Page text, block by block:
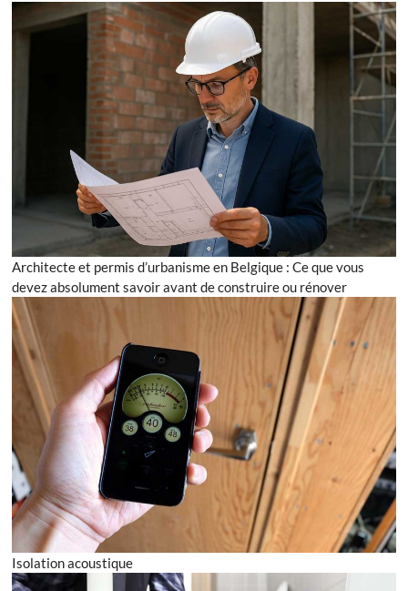
Architecte et permis d’urbanisme en Belgique : Ce que vous
devez absolument savoir avant de construire ou rénover
Isolation acoustique